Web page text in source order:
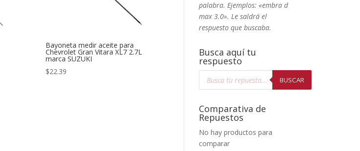
Bayoneta medir aceite para
Chevrolet Gran Vitara XL7 2.7L
marca SUZUKI
$22.39
palabra. Ejemplos: «embra d
max 3.0». Le saldrá el
respuesto que buscaba.
Busca aquí tu
respuesto
Búsqueda
BUSCAR
Comparativa de
Repuestos
No hay productos para
comparar